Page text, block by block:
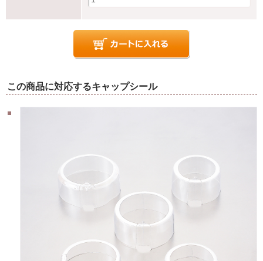
この商品に対応するキャップシール